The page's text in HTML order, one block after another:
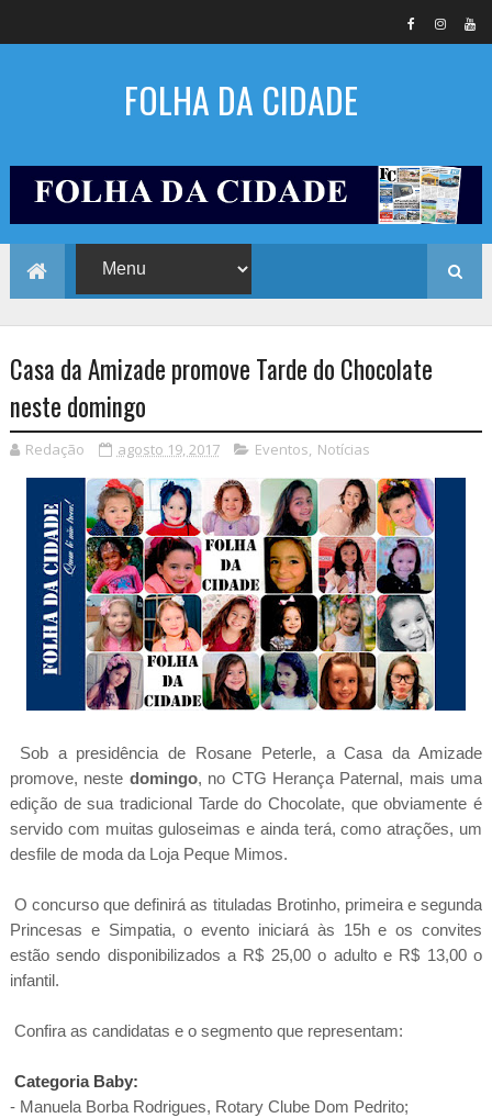
FOLHA DA CIDADE
Casa da Amizade promove Tarde do Chocolate
neste domingo
Redação agosto 19, 2017 Eventos, Notícias
Sob a presidência de Rosane Peterle, a Casa da Amizade
promove, neste domingo, no CTG Herança Paternal, mais uma
edição de sua tradicional Tarde do Chocolate, que obviamente é
servido com muitas guloseimas e ainda terá, como atrações, um
desfile de moda da Loja Peque Mimos.
O concurso que definirá as tituladas Brotinho, primeira e segunda
Princesas e Simpatia, o evento iniciará às 15h e os convites
estão sendo disponibilizados a R$ 25,00 o adulto e R$ 13,00 o
infantil.
Confira as candidatas e o segmento que representam:
Categoria Baby:
- Manuela Borba Rodrigues, Rotary Clube Dom Pedrito;